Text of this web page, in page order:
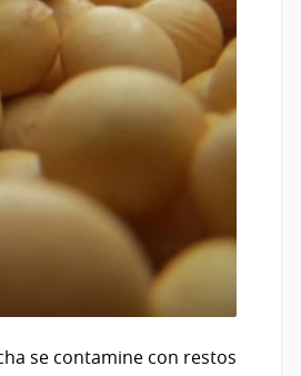
se contamine con restos